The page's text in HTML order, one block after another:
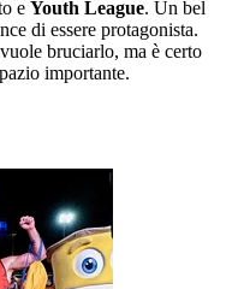
e Youth League. Un bel
di essere protagonista.
bruciarlo, ma è certo
importante.